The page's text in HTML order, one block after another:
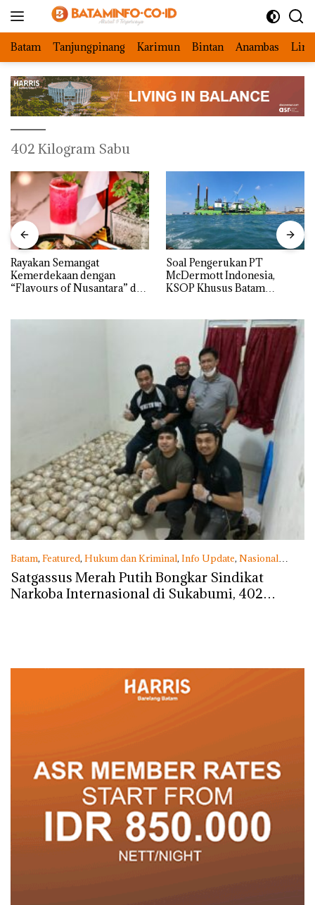
Batam Tanjungpinang Karimun Bintan Anambas
402 Kilogram Sabu
Rayakan Semangat
Kemerdekaan dengan
“Flavours of Nusantara” di
‎Soal Pengerukan PT
McDermott Indonesia,
KSOP Khusus Batam
Batam, Featured, Hukum dan Kriminal, Info Update, Nasional
Kamis, 04/06/2020 - 15:25 WIB
Satgassus Merah Putih Bongkar Sindikat
Narkoba Internasional di Sukabumi, 402